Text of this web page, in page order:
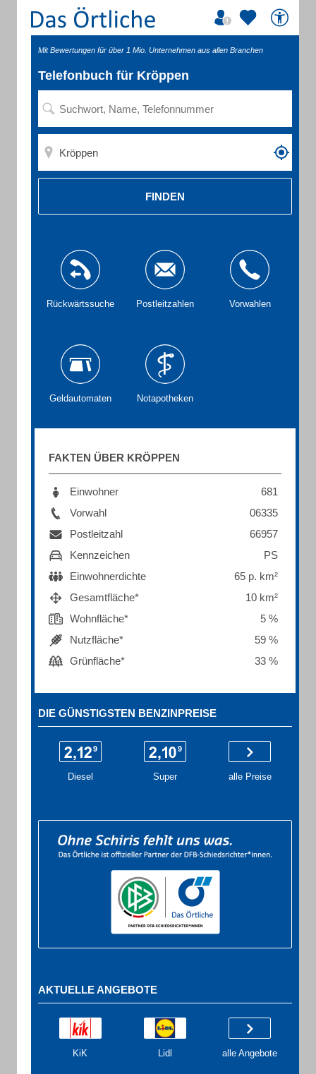
Mit Bewertungen für über 1 Mio. Unternehmen aus allen Branchen
Telefonbuch für Kröppen
FINDEN
Rückwärtssuche Postleitzahlen Vorwahlen
Geldautomaten Notapotheken
FAKTEN ÜBER KRÖPPEN
Einwohner
681
Vorwahl
06335
Postleitzahl
66957
Kennzeichen
PS
Einwohnerdichte
65 p. km²
Gesamtfläche*
10 km²
Wohnfläche*
5 %
Nutzfläche*
59 %
Grünfläche*
33 %
DIE GÜNSTIGSTEN BENZINPREISE
Diesel Super alle Preise
AKTUELLE ANGEBOTE
KiK Lidl alle Angebote